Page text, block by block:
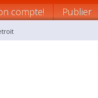
compte! Publier